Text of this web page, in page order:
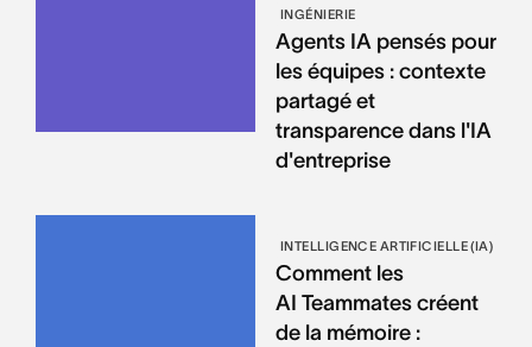
INGÉNIERIE
Agents IA pensés pour
les équipes : contexte
partagé et
transparence dans l'IA
d'entreprise
INTELLIGENCE ARTIFICIELLE (IA)
Comment les
AI Teammates créent
de la mémoire :